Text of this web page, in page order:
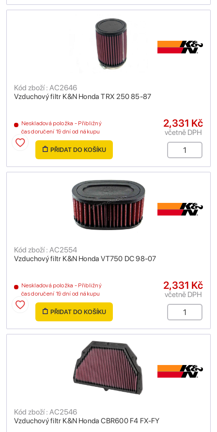
Vzduchový filtr K&N Honda TRX 250 85-87
Kód zboží : AC2646
Neskladová položka - Přibližný
čas doručení 19 dní od nákupu
2,331 Kč
včetně DPH
PŘIDAT DO KOŠÍKU
Vzduchový filtr K&N Honda VT750 DC 98-07
Kód zboží : AC2554
Neskladová položka - Přibližný
čas doručení 19 dní od nákupu
2,331 Kč
včetně DPH
PŘIDAT DO KOŠÍKU
Vzduchový filtr K&N Honda CBR600 F4 FX-FY
Kód zboží : AC2546